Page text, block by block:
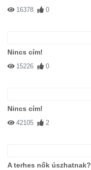
16378 0
Nincs cím!
15226 0
Nincs cím!
42105 2
A terhes nők úszhatnak?